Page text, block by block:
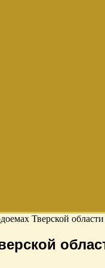
Тверской области